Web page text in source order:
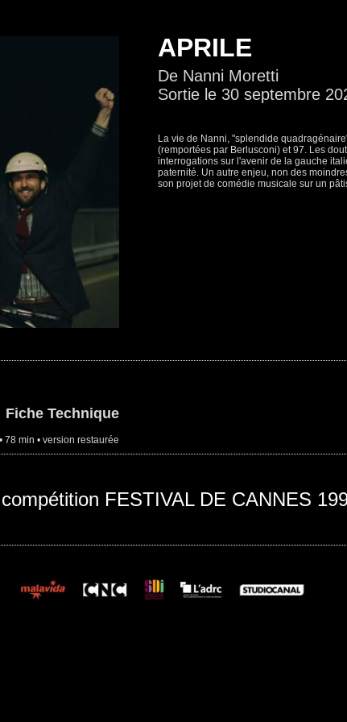
APRILE
De Nanni Moretti
Sortie le 30 septembre
La vie de Nanni, "splendide
(remportées par Berlusconi) et 97. Les
interrogations sur l'avenir de la gauche
paternité. Un autre enjeu, non des
son projet de comédie musicale sur un
Fiche Technique
78 min • version restaurée
FESTIVAL DE CANNES